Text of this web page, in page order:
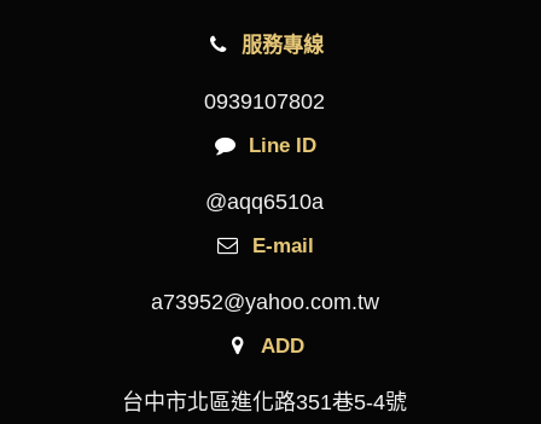
服務專線
0939107802
Line ID
@aqq6510a
E-mail
a73952@yahoo.com.tw
ADD
台中市北區進化路351巷5-4號